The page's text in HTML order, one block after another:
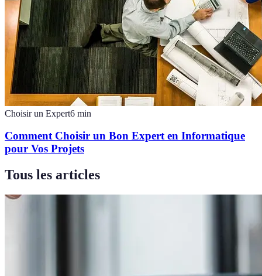
Choisir un Expert6 min
Comment Choisir un Bon Expert en Informatique
pour Vos Projets
Tous les articles